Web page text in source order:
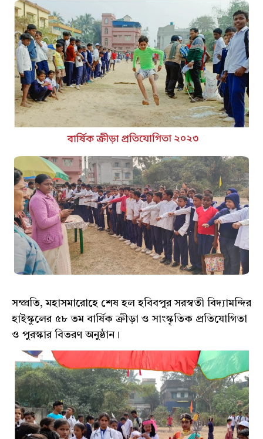
সম্প্রতি, মহাসমারোহে শেষ হল হবিবপুর সরস্বতী বিদ্যামন্দির
হাইস্কুলের ৫৮ তম বার্ষিক ক্রীড়া ও সাংস্কৃতিক প্রতিযোগিতা
ও পুরস্কার বিতরণ অনুষ্ঠান।